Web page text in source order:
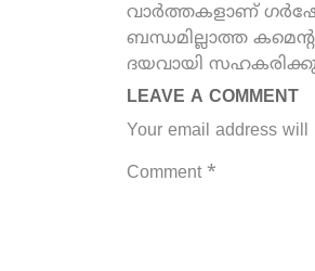
വാർത്തകളാണ്
ബന്ധമില്ലാത്ത
ദയവായി
LEAVE A COMMENT
Your email address
Comment *